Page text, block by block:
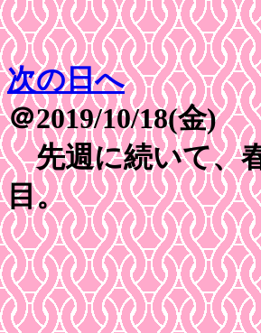
次の日へ
＠2019/10/18(金)
先週に続いて、
目。